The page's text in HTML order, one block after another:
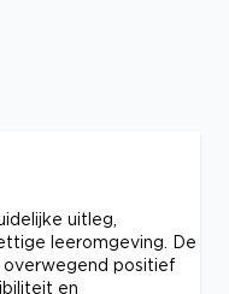
uitleg,
leeromgeving. De
overwegend positief
en